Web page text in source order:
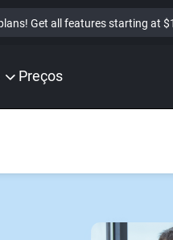
Get all features starting at
Preços